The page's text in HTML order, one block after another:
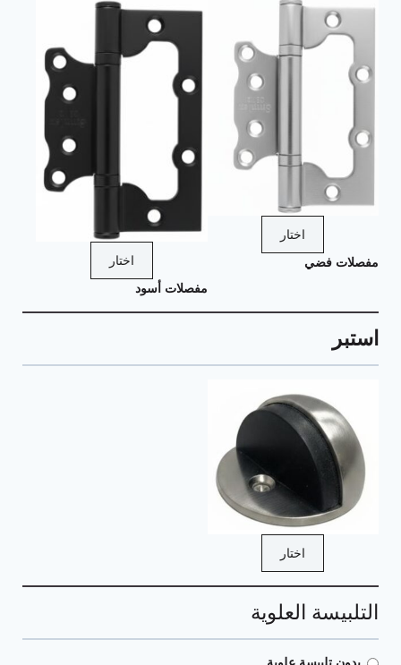
اختار
مفصلات فضي اختار
مفصلات أسود
استبر
اختار
التلبيسة العلوية